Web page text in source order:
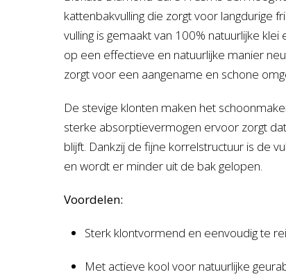
kattenbakvulling die zorgt voor langdurige
vulling is gemaakt van 100% natuurlijke
op een effectieve en natuurlijke manier
zorgt voor een aangename en schone
De stevige klonten maken het
sterke absorptievermogen ervoor zorgt
blijft. Dankzij de fijne korrelstructuur is de
en wordt er minder uit de bak gelopen.
Voordelen:
Sterk klontvormend en eenvoudig te
Met actieve kool voor natuurlijke